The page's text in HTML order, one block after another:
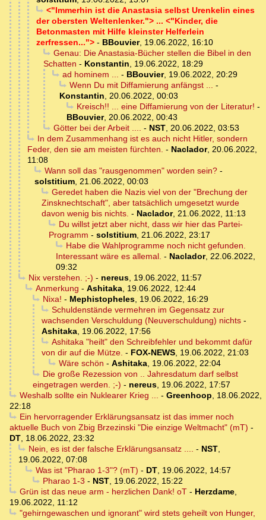
<"Immerhin ist die Anastasia selbst Urenkelin eines
der obersten Weltenlenker."> ... <"Kinder, die
Betonmasten mit Hilfe kleinster Helferlein
zerfressen..."> - BBouvier, 19.06.2022, 16:10
Genau: Die Anastasia-Bücher stellen die Bibel in den
Schatten - Konstantin, 19.06.2022, 18:29
ad hominem ... - BBouvier, 19.06.2022, 20:29
Wenn Du mit Diffamierung anfängst ... -
Konstantin, 20.06.2022, 00:03
Kreisch!! ... eine Diffamierung von der Literatur! -
BBouvier, 20.06.2022, 00:43
Götter bei der Arbeit .... - NST, 20.06.2022, 03:53
In dem Zusammenhang ist es auch nicht Hitler, sondern
Feder, den sie am meisten fürchten. - Naclador, 20.06.2022,
11:08
Wann soll das "rausgenommen" worden sein?-
solstitium, 21.06.2022, 00:03
Geredet haben die Nazis viel von der "Brechung der
Zinsknechtschaft", aber tatsächlich umgesetzt wurde
davon wenig bis nichts. - Naclador, 21.06.2022, 11:13
Du willst jetzt aber nicht, dass wir hier das Partei-
Programm - solstitium, 21.06.2022, 23:17
Habe die Wahlprogramme noch nicht gefunden.
Interessant wäre es allemal. - Naclador, 22.06.2022,
09:32
Nix verstehen. ;-) - nereus, 19.06.2022, 11:57
Anmerkung - Ashitaka, 19.06.2022, 12:44
Nixa! - Mephistopheles, 19.06.2022, 16:29
Schuldenstände vermehren im Gegensatz zur
wachsenden Verschuldung (Neuverschuldung) nichts -
Ashitaka, 19.06.2022, 17:56
Ashitaka "heilt" den Schreibfehler und bekommt dafür
von dir auf die Mütze. - FOX-NEWS, 19.06.2022, 21:03
Wäre schön - Ashitaka, 19.06.2022, 22:04
Die große Rezession von .. Jahresdatum darf selbst
eingetragen werden. ;-) - nereus, 19.06.2022, 17:57
Weshalb sollte ein Nuklearer Krieg ... - Greenhoop, 18.06.2022,
22:18
Ein hervorragender Erklärungsansatz ist das immer noch
aktuelle Buch von Zbig Brzezinski "Die einzige Weltmacht" (mT) -
DT, 18.06.2022, 23:32
Nein, es ist der falsche Erklärungsansatz .... - NST,
19.06.2022, 07:08
Was ist "Pharao 1-3"? (mT) - DT, 19.06.2022, 14:57
Pharao 1-3 - NST, 19.06.2022, 15:22
Grün ist das neue arm - herzlichen Dank! oT- Herzdame,
19.06.2022, 11:12
"gehirngewaschen und ignorant" wird stets geheilt von Hunger,